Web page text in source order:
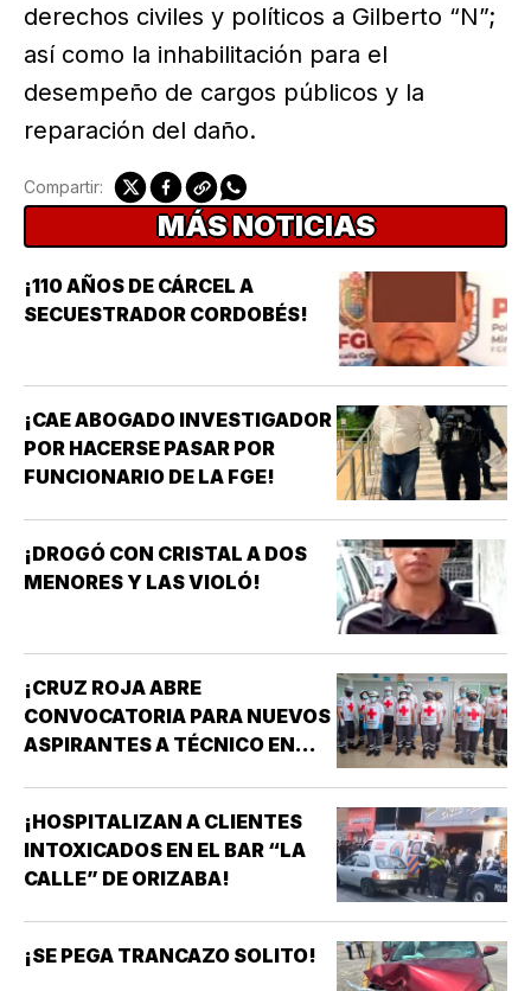
derechos civiles y políticos a Gilberto “N”;
así como la inhabilitación para el
desempeño de cargos públicos y la
reparación del daño.
Compartir:
MÁS NOTICIAS
¡110 AÑOS DE CÁRCEL A
SECUESTRADOR CORDOBÉS!
¡CAE ABOGADO INVESTIGADOR
POR HACERSE PASAR POR
FUNCIONARIO DE LA FGE!
¡DROGÓ CON CRISTAL A DOS
MENORES Y LAS VIOLÓ!
¡CRUZ ROJA ABRE
CONVOCATORIA PARA NUEVOS
ASPIRANTES A TÉCNICO EN
¡HOSPITALIZAN A CLIENTES
INTOXICADOS EN EL BAR “LA
CALLE” DE ORIZABA!
¡SE PEGA TRANCAZO SOLITO!